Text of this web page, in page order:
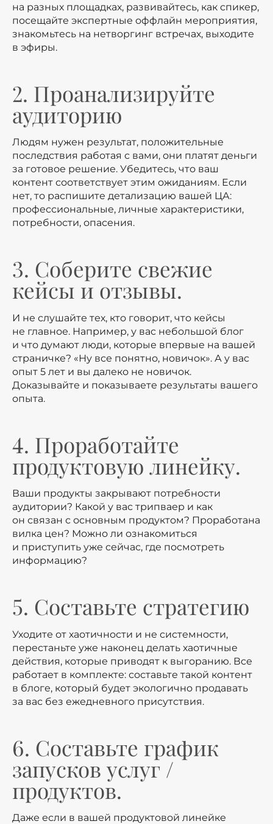
на разных площадках, развивайтесь, как спикер,
посещайте экспертные оффлайн мероприятия,
знакомьтесь на нетворгинг встречах, выходите
в эфиры.
2. Проанализируйте
аудиторию
Людям нужен результат, положительные
последствия работая с вами, они платят деньги
за готовое решение. Убедитесь, что ваш
контент соответствует этим ожиданиям. Если
нет, то распишите детализацию вашей ЦА:
профессиональные, личные характеристики,
потребности, опасения.
3. Соберите свежие
кейсы и отзывы.
И не слушайте тех, кто говорит, что кейсы
не главное. Например, у вас небольшой блог
и что думают люди, которые впервые на вашей
страничке? «Ну все понятно, новичок». А у вас
опыт 5 лет и вы далеко не новичок.
Доказывайте и показываете результаты вашего
опыта.
4. Проработайте
продуктовую линейку.
Ваши продукты закрывают потребности
аудитории? Какой у вас трипваер и как
он связан с основным продуктом? Проработана
вилка цен? Можно ли ознакомиться
и приступить уже сейчас, где посмотреть
информацию?
5. Составьте стратегию
Уходите от хаотичности и не системности,
перестаньте уже наконец делать хаотичные
действия, которые приводят к выгоранию. Все
работает в комплекте: составьте такой контент
в блоге, который будет экологично продавать
за вас без ежедневного присутствия.
6. Составьте график
запусков услуг /
продуктов.
Даже если в вашей продуктовой линейке